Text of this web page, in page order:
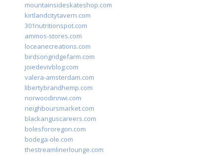
mountainsideskateshop.com
kirtlandcitytavern.com
301nutritionspot.com
ammos-stores.com
loceanecreations.com
birdsongridgefarm.com
joiedevivblog.com
valera-amsterdam.com
libertybrandhemp.com
norwoodinnwi.com
neighboursmarket.com
blackanguscareers.com
bolesfororegon.com
bodega-ole.com
thestreamlinerlounge.com